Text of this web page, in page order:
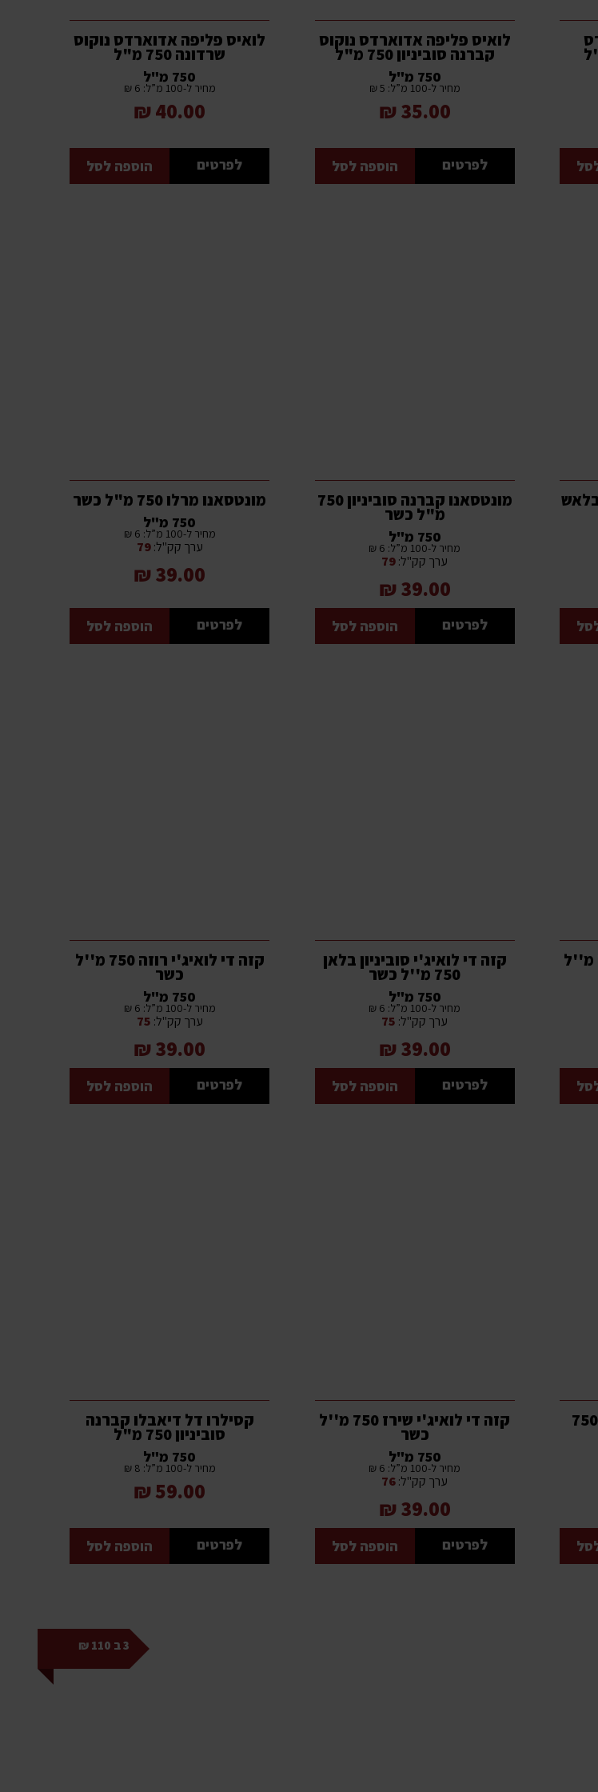
לואיס פליפה אדוארדס נוקוס
קברנה סוביניון 750 מ"ל
750 מ"ל
מחיר ל-100 מ”ל: 5 ₪
35.00 ₪
לפרטים הוספה לסל
לואיס פליפה אדוארדס נוקוס
שרדונה 750 מ"ל
750 מ"ל
מחיר ל-100 מ”ל: 6 ₪
40.00 ₪
לפרטים הוספה לסל
בלאש מונטסאנו קברנה סוביניון 750
מ"ל כשר
750 מ"ל
מחיר ל-100 מ”ל: 6 ₪
ערך קק"ל:
39.00 ₪
לפרטים הוספה לסל
מונטסאנו מרלו 750 מ"ל כשר
750 מ"ל
מחיר ל-100 מ”ל: 6 ₪
ערך קק"ל:79
39.00 ₪
לפרטים הוספה לסל
קזה די לואיג'י מרלו 750 מ''ל קזה די לואיג'י סוביניון בלאן
750 מ''ל כשר
750 מ"ל
מחיר ל-100 מ”ל: 6 ₪
ערך קק"ל:
39.00 ₪
לפרטים הוספה לסל
קזה די לואיג'י רוזה 750 מ''ל
כשר
750 מ"ל
מחיר ל-100 מ”ל: 6 ₪
ערך קק"ל:
39.00 ₪
לפרטים הוספה לסל
קזה די לואיג'י שרדונה 750 קזה די לואיג'י שירז 750 מ''ל
כשר
750 מ"ל
מחיר ל-100 מ”ל: 6 ₪
ערך קק"ל:
39.00 ₪
לפרטים הוספה לסל
קסילרו דל דיאבלו קברנה
סוביניון 750 מ"ל
750 מ"ל
מחיר ל-100 מ”ל: 8 ₪
59.00 ₪
לפרטים הוספה לסל
3 ב 110 ₪